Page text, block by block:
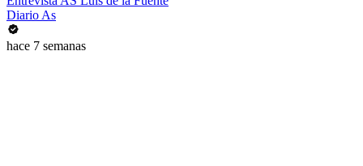
Diario As
hace 7 semanas